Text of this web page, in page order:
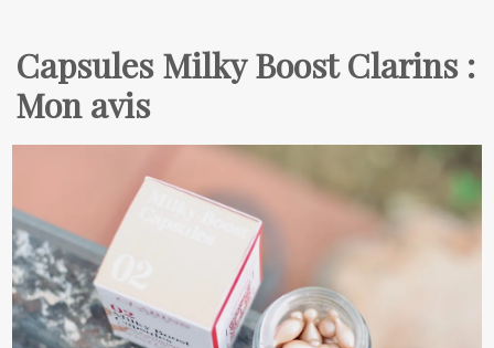
Capsules Milky Boost Clarins :
Mon avis